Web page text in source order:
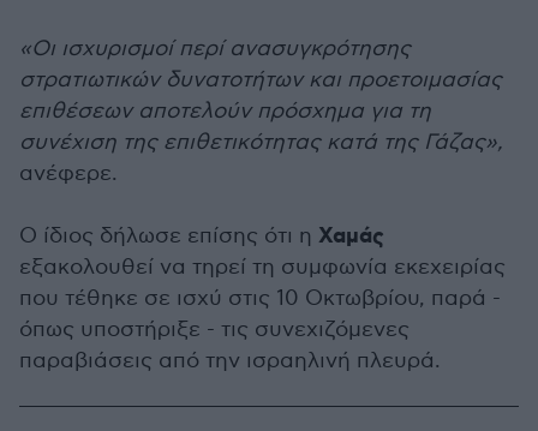
«Οι ισχυρισμοί περί ανασυγκρότησης
στρατιωτικών δυνατοτήτων και προετοιμασίας
επιθέσεων αποτελούν πρόσχημα για τη
συνέχιση της επιθετικότητας κατά της Γάζας»,
ανέφερε.
Ο ίδιος δήλωσε επίσης ότι η Χαμάς
εξακολουθεί να τηρεί τη συμφωνία εκεχειρίας
που τέθηκε σε ισχύ στις 10 Οκτωβρίου, παρά -
όπως υποστήριξε - τις συνεχιζόμενες
παραβιάσεις από την ισραηλινή πλευρά.